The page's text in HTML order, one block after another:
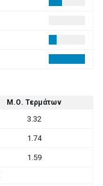
Μ.Ο. Τερμάτων
3.32
1.74
1.59